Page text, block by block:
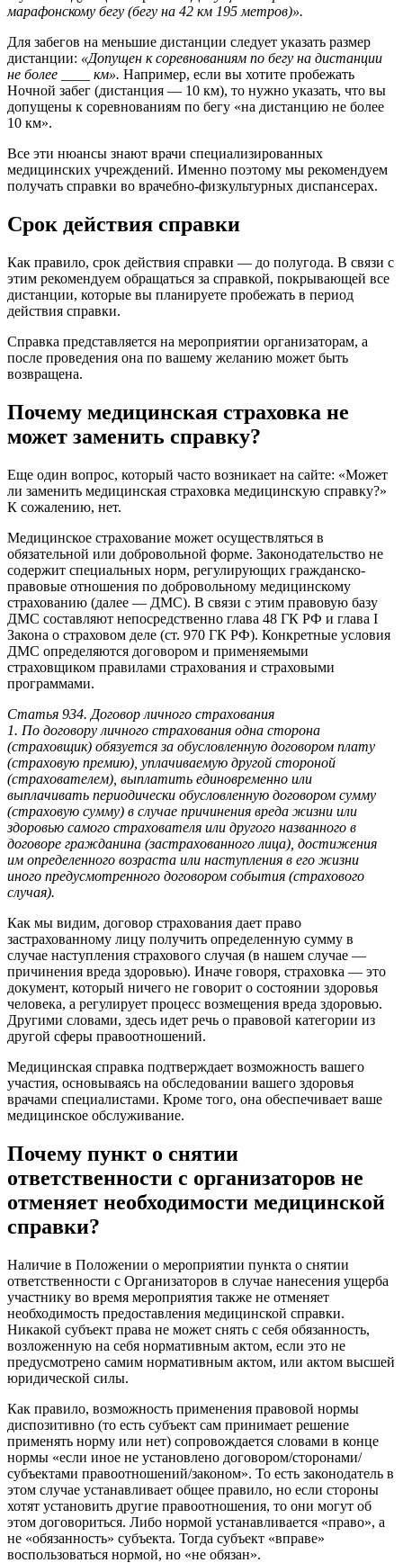
марафонскому бегу (бегу на 42 км 195 метров)».
Для забегов на меньшие дистанции следует указать размер
дистанции: «Допущен к соревнованиям по бегу на дистанции
не более ____ км». Например, если вы хотите пробежать
Ночной забег (дистанция — 10 км), то нужно указать, что вы
допущены к соревнованиям по бегу «на дистанцию не более
10 км».
Все эти нюансы знают врачи специализированных
медицинских учреждений. Именно поэтому мы рекомендуем
получать справки во врачебно-физкультурных диспансерах.
Срок действия справки
Как правило, срок действия справки — до полугода. В связи с
этим рекомендуем обращаться за справкой, покрывающей все
дистанции, которые вы планируете пробежать в период
действия справки.
Справка представляется на мероприятии организаторам, а
после проведения она по вашему желанию может быть
возвращена.
Почему медицинская страховка не
может заменить справку?
Еще один вопрос, который часто возникает на сайте: «Может
ли заменить медицинская страховка медицинскую справку?»
К сожалению, нет.
Медицинское страхование может осуществляться в
обязательной или добровольной форме. Законодательство не
содержит специальных норм, регулирующих гражданско-
правовые отношения по добровольному медицинскому
страхованию (далее — ДМС). В связи с этим правовую базу
ДМС составляют непосредственно глава 48 ГК РФ и глава I
Закона о страховом деле (ст. 970 ГК РФ). Конкретные условия
ДМС определяются договором и применяемыми
страховщиком правилами страхования и страховыми
программами.
Статья 934. Договор личного страхования
1. По договору личного страхования одна сторона
(страховщик) обязуется за обусловленную договором плату
(страховую премию), уплачиваемую другой стороной
(страхователем), выплатить единовременно или
выплачивать периодически обусловленную договором сумму
(страховую сумму) в случае причинения вреда жизни или
здоровью самого страхователя или другого названного в
договоре гражданина (застрахованного лица), достижения
им определенного возраста или наступления в его жизни
иного предусмотренного договором события (страхового
случая).
Как мы видим, договор страхования дает право
застрахованному лицу получить определенную сумму в
случае наступления страхового случая (в нашем случае —
причинения вреда здоровью). Иначе говоря, страховка — это
документ, который ничего не говорит о состоянии здоровья
человека, а регулирует процесс возмещения вреда здоровью.
Другими словами, здесь идет речь о правовой категории из
другой сферы правоотношений.
Медицинская справка подтверждает возможность вашего
участия, основываясь на обследовании вашего здоровья
врачами специалистами. Кроме того, она обеспечивает ваше
медицинское обслуживание.
Почему пункт о снятии
ответственности с организаторов не
отменяет необходимости медицинской
справки?
Наличие в Положении о мероприятии пункта о снятии
ответственности с Организаторов в случае нанесения ущерба
участнику во время мероприятия также не отменяет
необходимость предоставления медицинской справки.
Никакой субъект права не может снять с себя обязанность,
возложенную на себя нормативным актом, если это не
предусмотрено самим нормативным актом, или актом высшей
юридической силы.
Как правило, возможность применения правовой нормы
диспозитивно (то есть субъект сам принимает решение
применять норму или нет) сопровождается словами в конце
нормы «если иное не установлено договором/сторонами/
субъектами правоотношений/законом». То есть законодатель в
этом случае устанавливает общее правило, но если стороны
хотят установить другие правоотношения, то они могут об
этом договориться. Либо нормой устанавливается «право», а
не «обязанность» субъекта. Тогда субъект «вправе»
воспользоваться нормой, но «не обязан».